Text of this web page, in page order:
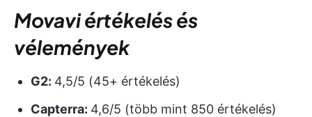
Movavi értékelés és
vélemények
G2: 4,5/5 (45+ értékelés)
Capterra: 4,6/5 (több mint 850 értékelés)